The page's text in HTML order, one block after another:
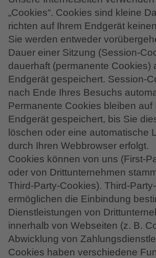
„Cookies“. Cookies sind kleine
richten auf Ihrem Endgerät
Sie werden entweder
Dauer einer Sitzung (Session-
dauerhaft (permanente Cookies)
Endgerät gespeichert. Session-
nach Ende Ihres Besuchs
Permanente Cookies bleiben auf
Endgerät gespeichert, bis Sie
löschen oder eine automatische
durch Ihren Webbrowser erfolgt.
Cookies können von uns (First-
oder von Drittunternehmen
Third-Party-Cookies). Third-
ermöglichen die Einbindung
Dienstleistungen von
innerhalb von Webseiten (z. B.
Abwicklung von
Cookies haben verschiedene